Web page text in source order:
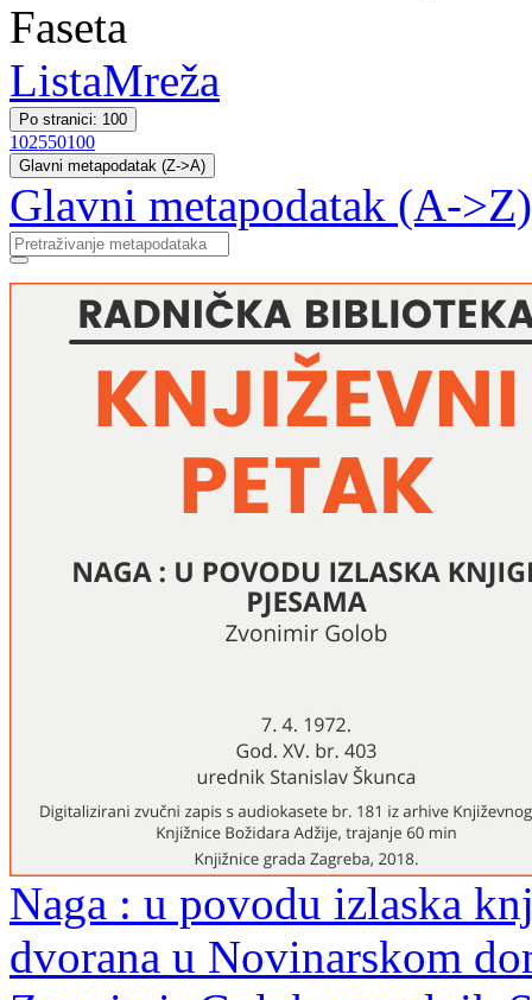
Faseta
ListaMreža
Po stranici: 100
102550100
Glavni metapodatak (Z->A)
Glavni metapodatak (A->Z)
Naga : u povodu izlaska
dvorana u Novinarskom